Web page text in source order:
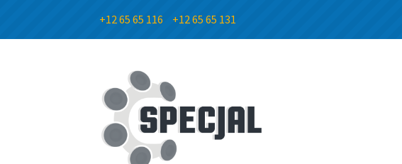
+12 65 65 116 +12 65 65 131
Przejdź
do
nawigacji
Przejdź
do
treści